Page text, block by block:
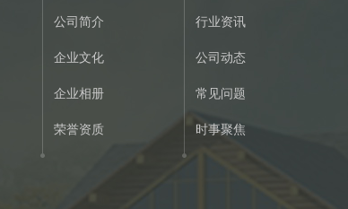
公司简介
企业文化
企业相册
荣誉资质
行业资讯
公司动态
常见问题
时事聚焦